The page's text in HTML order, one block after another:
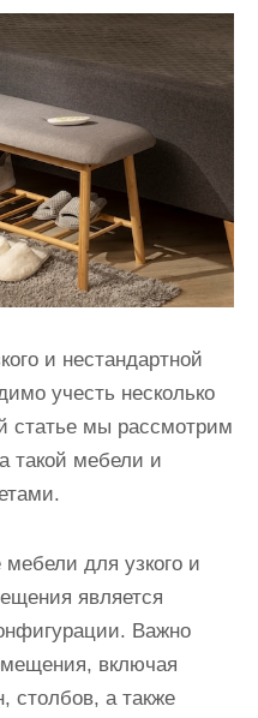
и нестандартной
учесть несколько
статье мы рассмотрим
такой мебели и
для узкого и
является
Важно
включая
столбов, а также